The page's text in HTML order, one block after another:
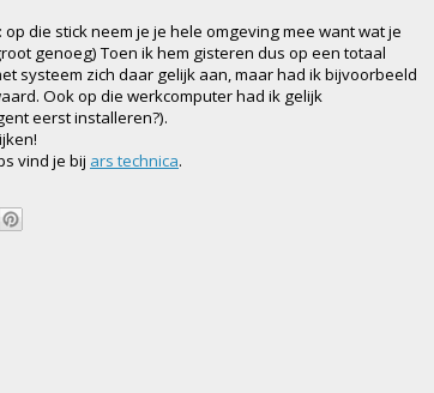
die stick neem je je hele omgeving mee want wat je
genoeg) Toen ik hem gisteren dus op een totaal
systeem zich daar gelijk aan, maar had ik bijvoorbeeld
Ook op die werkcomputer had ik gelijk
eerst installeren?).
vind je bij ars technica.